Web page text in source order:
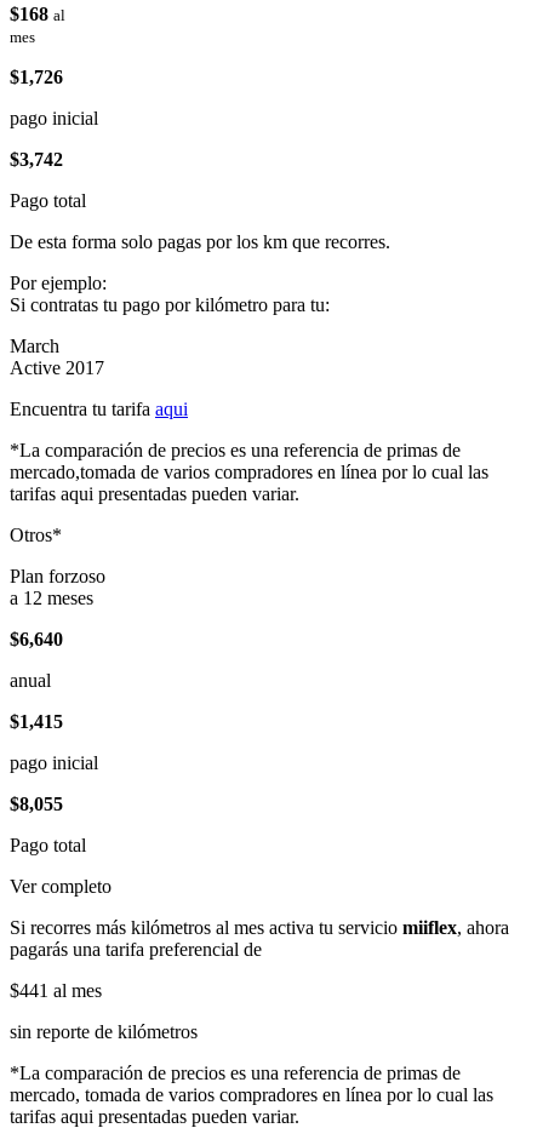
$168 al
mes
$1,726
pago inicial
$3,742
Pago total
De esta forma solo pagas por los km que recorres.
Por ejemplo:
Si contratas tu pago por kilómetro para tu:
March
Active 2017
Encuentra tu tarifa aqui
*La comparación de precios es una referencia de primas de
mercado,tomada de varios compradores en línea por lo cual las
tarifas aqui presentadas pueden variar.
Otros*
Plan forzoso
a 12 meses
$6,640
anual
$1,415
pago inicial
$8,055
Pago total
Ver completo
Si recorres más kilómetros al mes activa tu servicio miiflex, ahora
pagarás una tarifa preferencial de
$441 al mes
sin reporte de kilómetros
*La comparación de precios es una referencia de primas de
mercado, tomada de varios compradores en línea por lo cual las
tarifas aqui presentadas pueden variar.